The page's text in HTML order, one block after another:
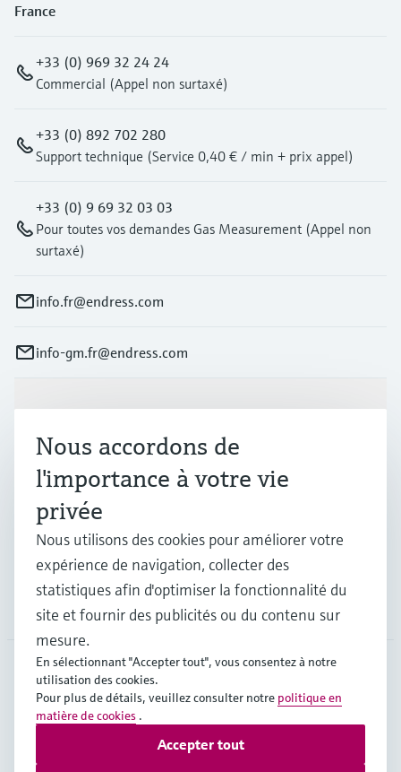
France
+33 (0) 969 32 24 24
Commercial (Appel non surtaxé)
+33 (0) 892 702 280
Support technique (Service 0,40 € / min + prix appel)
+33 (0) 9 69 32 03 03
Pour toutes vos demandes Gas Measurement (Appel non
surtaxé)
info.fr@endress.com
info-gm.fr@endress.com
Produits et services
Industries
Support
Société
FRA •Français
Copyright © Endress+Hauser Group Services AG
Nous accordons de
l'importance à votre vie
privée
Nous utilisons des cookies pour améliorer votre
expérience de navigation, collecter des
statistiques afin d'optimiser la fonctionnalité du
site et fournir des publicités ou du contenu sur
mesure.
En sélectionnant "Accepter tout", vous consentez à notre
utilisation des cookies.
Pour plus de détails, veuillez consulter notre politique en
matière de cookies .
Accepter tout